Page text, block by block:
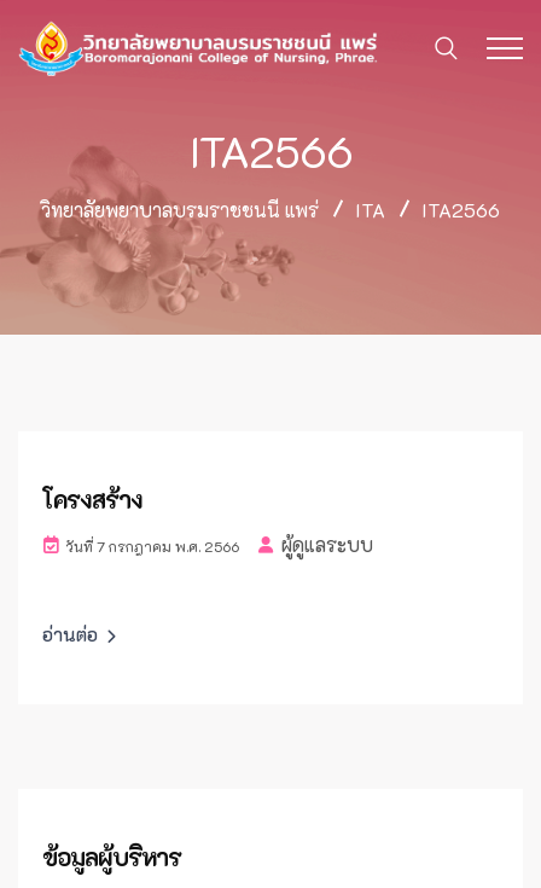
ITA2566
วิทยาลัยพยาบาลบรมราชชนนี แพร่ ITA ITA2566
โครงสร้าง
วันที่ 7 กรกฎาคม พ.ศ. 2566 ผู้ดูแลระบบ
อ่านต่อ
ข้อมูลผู้บริหาร